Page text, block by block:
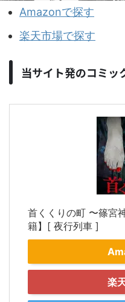
Amazonで探す
楽天市場で探す
当サイト発のコミッ
首くくりの町 〜篠宮
籍】[ 夜行列車 ]
楽